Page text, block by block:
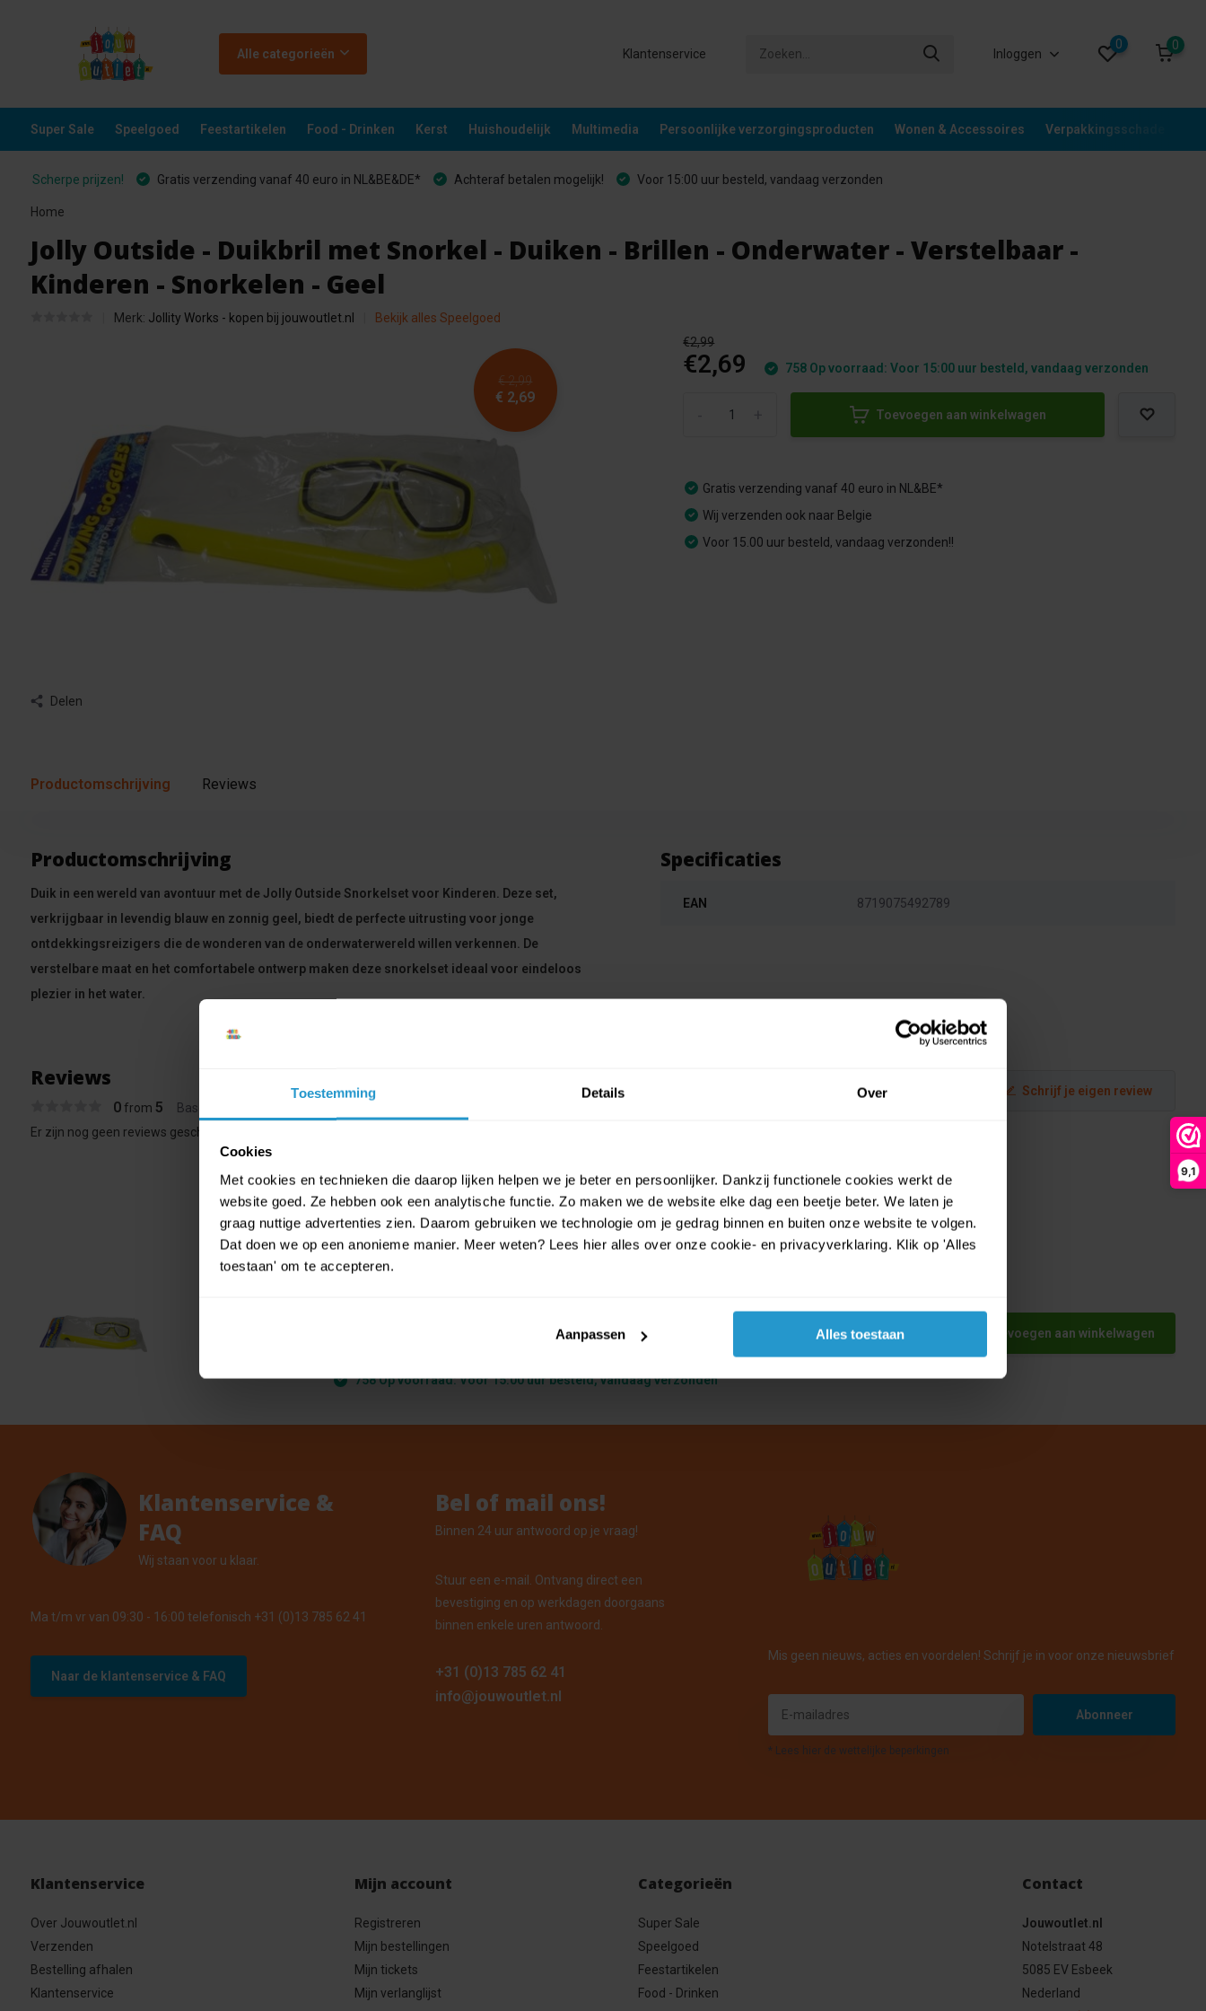
Toestemming Details Over
Cookies
Met cookies en technieken die daarop lijken helpen we je beter en persoonlijker. Dankzij functionele cookies werkt de
website goed. Ze hebben ook een analytische functie. Zo maken we de website elke dag een beetje beter. We laten je
graag nuttige advertenties zien. Daarom gebruiken we technologie om je gedrag binnen en buiten onze website te volgen.
Dat doen we op een anonieme manier. Meer weten? Lees hier alles over onze cookie- en privacyverklaring. Klik op 'Alles
toestaan' om te accepteren.
Aanpassen Alles toestaan
9,1
Alle categorieën Klantenservice Inloggen
0 0
Super Sale Speelgoed Feestartikelen Food - Drinken Kerst Huishoudelijk Multimedia Persoonlijke verzorgingsproducten Wonen & Accessoires Verpakkingsschade
Scherpe prijzen! Gratis verzending vanaf 40 euro in NL&BE&DE* Achteraf betalen mogelijk! Voor 15:00 uur besteld, vandaag verzonden
Home
Jolly Outside - Duikbril met Snorkel - Duiken - Brillen - Onderwater - Verstelbaar -
Kinderen - Snorkelen - Geel
Merk: Jollity Works - kopen bij jouwoutlet.nl Bekijk alles Speelgoed
€ 2,99
€ 2,69
Delen
€2,99
€2,69 758 Op voorraad: Voor 15:00 uur besteld, vandaag verzonden
Toevoegen aan winkelwagen
Gratis verzending vanaf 40 euro in NL&BE*
Wij verzenden ook naar Belgie
Voor 15.00 uur besteld, vandaag verzonden!!
Productomschrijving Reviews
Productomschrijving
Duik in een wereld van avontuur met de Jolly Outside Snorkelset voor Kinderen. Deze set,
verkrijgbaar in levendig blauw en zonnig geel, biedt de perfecte uitrusting voor jonge
ontdekkingsreizigers die de wonderen van de onderwaterwereld willen verkennen. De
verstelbare maat en het comfortabele ontwerp maken deze snorkelset ideaal voor eindeloos
plezier in het water.
Specificaties
EAN 8719075492789
Reviews
0from 5 Based on 0 reviews
Schrijf je eigen review
Er zijn nog geen reviews geschreven over dit product..
Brillen - Onderwater - Verstelbaar - Kinderen -
758 Op voorraad: Voor 15:00 uur besteld, vandaag verzonden
Toevoegen aan winkelwagen
Klantenservice &
FAQ
Wij staan voor u klaar.
Ma t/m vr van 09:30 - 16:00 telefonisch +31 (0)13 785 62 41
Naar de klantenservice & FAQ
Bel of mail ons!
Binnen 24 uur antwoord op je vraag!
Stuur een e-mail. Ontvang direct een
bevestiging en op werkdagen doorgaans
binnen enkele uren antwoord.
+31 (0)13 785 62 41
info@jouwoutlet.nl
Mis geen nieuws, acties en voordelen! Schrijf je in voor onze nieuwsbrief
Abonneer
* Lees hier de wettelijke beperkingen
Klantenservice
Over Jouwoutlet.nl
Verzenden
Bestelling afhalen
Klantenservice
Mijn account
Registreren
Mijn bestellingen
Mijn tickets
Mijn verlanglijst
Categorieën
Super Sale
Speelgoed
Feestartikelen
Food - Drinken
Contact
Jouwoutlet.nl
Notelstraat 48
5085 EV Esbeek
Nederland